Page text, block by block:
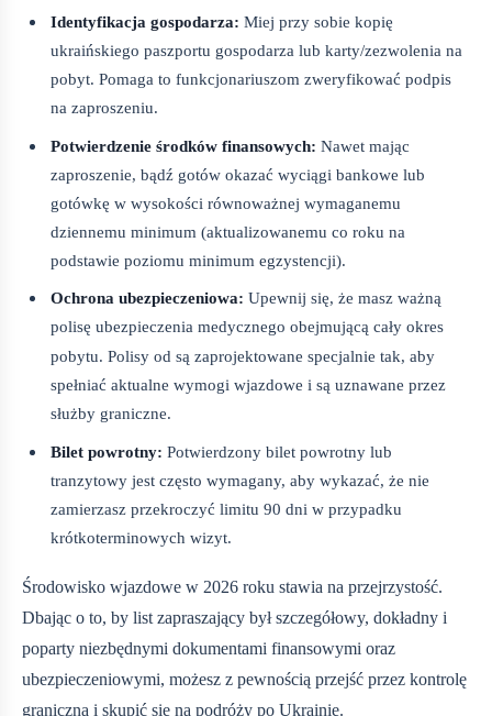
Identyfikacja gospodarza: Miej przy sobie kopię
ukraińskiego paszportu gospodarza lub karty/zezwolenia na
pobyt. Pomaga to funkcjonariuszom zweryfikować podpis
na zaproszeniu.
Potwierdzenie środków finansowych: Nawet mając
zaproszenie, bądź gotów okazać wyciągi bankowe lub
gotówkę w wysokości równoważnej wymaganemu
dziennemu minimum (aktualizowanemu co roku na
podstawie poziomu minimum egzystencji).
Ochrona ubezpieczeniowa: Upewnij się, że masz ważną
polisę ubezpieczenia medycznego obejmującą cały okres
pobytu. Polisy odsą zaprojektowane specjalnie tak, aby
spełniać aktualne wymogi wjazdowe i są uznawane przez
służby graniczne.
Bilet powrotny: Potwierdzony bilet powrotny lub
tranzytowy jest często wymagany, aby wykazać, że nie
zamierzasz przekroczyć limitu 90 dni w przypadku
krótkoterminowych wizyt.
Środowisko wjazdowe w 2026 roku stawia na przejrzystość.
Dbając o to, by list zapraszający był szczegółowy, dokładny i
poparty niezbędnymi dokumentami finansowymi oraz
ubezpieczeniowymi, możesz z pewnością przejść przez kontrolę
graniczną i skupić się na podróży po Ukrainie.